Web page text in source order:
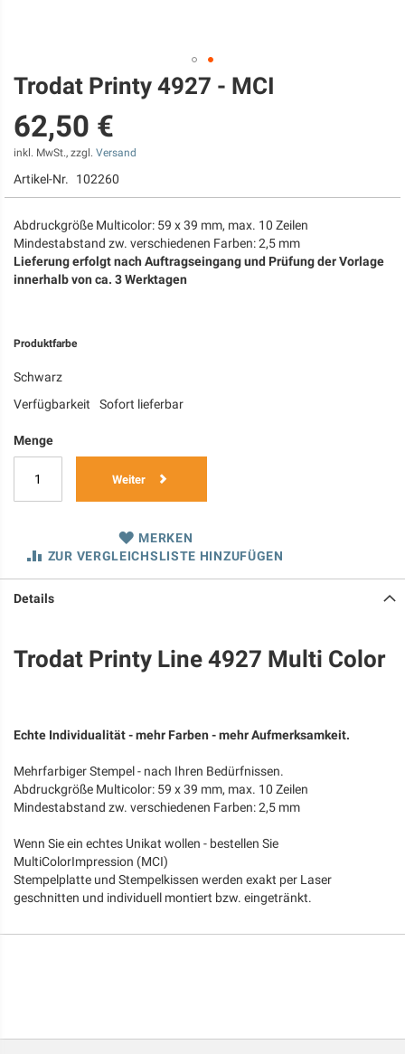
Zum
Anfang
der
Bildgalerie
springen
Trodat Printy 4927 - MCI
62,50 €
inkl. MwSt., zzgl. Versand
Artikel-Nr. 102260
Abdruckgröße Multicolor: 59 x 39 mm, max. 10 Zeilen
Mindestabstand zw. verschiedenen Farben: 2,5 mm
Lieferung erfolgt nach Auftragseingang und Prüfung der Vorlage
innerhalb von ca. 3 Werktagen
Produktfarbe
Schwarz
Verfügbarkeit
Sofort lieferbar
Menge
Weiter
MERKEN
ZUR VERGLEICHSLISTE HINZUFÜGEN
Details
Trodat Printy Line 4927 Multi Color
Echte Individualität - mehr Farben - mehr Aufmerksamkeit.
Mehrfarbiger Stempel - nach Ihren Bedürfnissen.
Abdruckgröße Multicolor: 59 x 39 mm, max. 10 Zeilen
Mindestabstand zw. verschiedenen Farben: 2,5 mm
Wenn Sie ein echtes Unikat wollen - bestellen Sie
MultiColorImpression (MCI)
Stempelplatte und Stempelkissen werden exakt per Laser
geschnitten und individuell montiert bzw. eingetränkt.